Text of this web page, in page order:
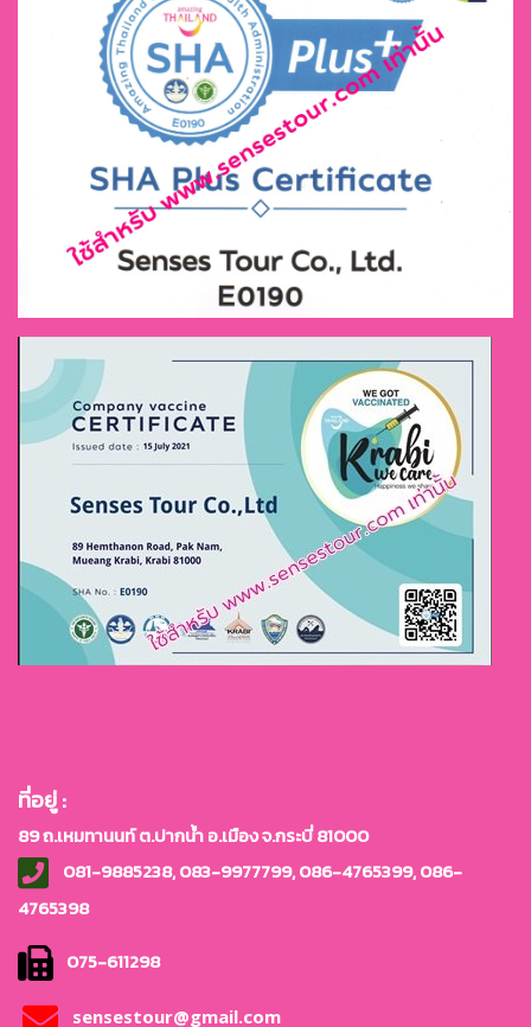
ที่อยู่ :
89 ถ.เหมทานนท์ ต.ปากน้ำ อ.เมือง จ.กระบี่ 81000
081-9885238, 083-9977799, 086-4765399, 086-
4765398
075-611298
sensestour@gmail.com